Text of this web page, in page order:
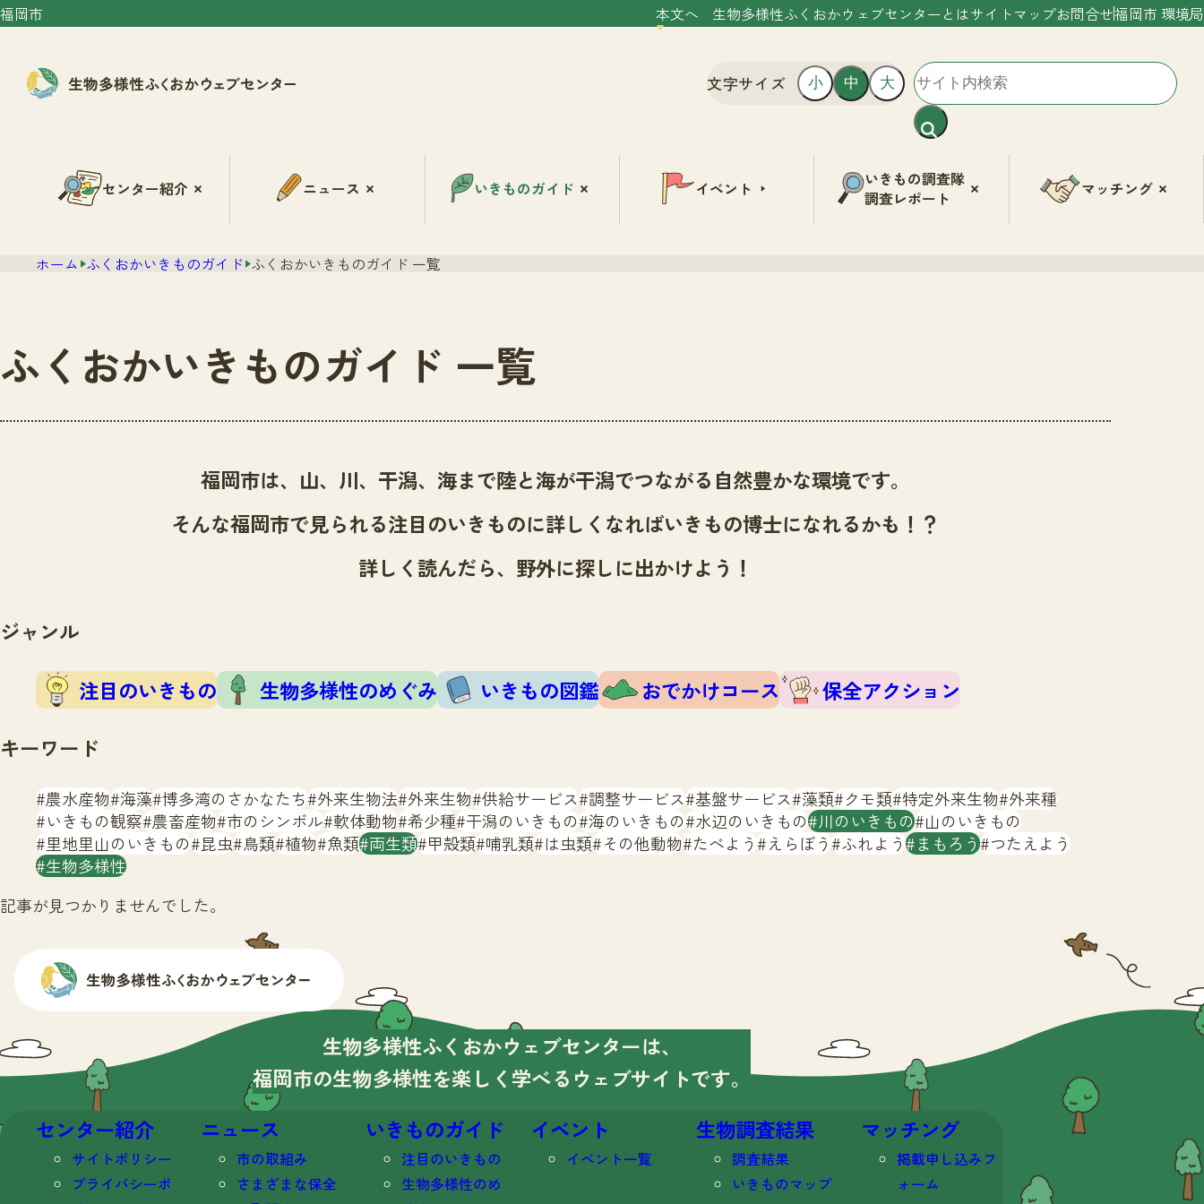
福岡市 本文へ 生物多様性ふくおかウェブセンターとはサイトマップお問合せ福岡市 環境局
文字サイズ 小 中 大
センター紹介 ニュース いきものガイド イベント
いきもの調査隊
調査レポート
マッチング
ホーム ふくおかいきものガイド ふくおかいきものガイド 一覧
ふくおかいきものガイド 一覧
福岡市は、山、川、干潟、海まで陸と海が干潟でつながる自然豊かな環境です。
そんな福岡市で見られる注目のいきものに詳しくなればいきもの博士になれるかも！？
詳しく読んだら、野外に探しに出かけよう！
ジャンル
注目のいきもの 生物多様性のめぐみ いきもの図鑑 おでかけコース
保全アクション
キーワード
農水産物 海藻 博多湾のさかなたち 外来生物法 外来生物 供給サービス 調整サービス 基盤サービス 藻類 クモ類 特定外来生物 外来種
いきもの観察 農畜産物 市のシンボル 軟体動物 希少種 干潟のいきもの 海のいきもの 水辺のいきもの 川のいきもの 山のいきもの
里地里山のいきもの 昆虫 鳥類 植物 魚類 両生類 甲殻類 哺乳類 は虫類 その他動物 たべよう えらぼう ふれよう まもろう つたえよう
生物多様性
記事が見つかりませんでした。
生物多様性ふくおかウェブセンターは、
福岡市の生物多様性を楽しく学べる ウェブサイトです。
センター紹介
サイトポリシー
プライバシーポ
ニュース
市の取組み
さまざまな保全
いきものガイド
注目のいきもの
生物多様性のめ
イベント
イベント一覧
生物調査結果
調査結果
いきものマップ
マッチング
掲載申し込みフ
ォーム